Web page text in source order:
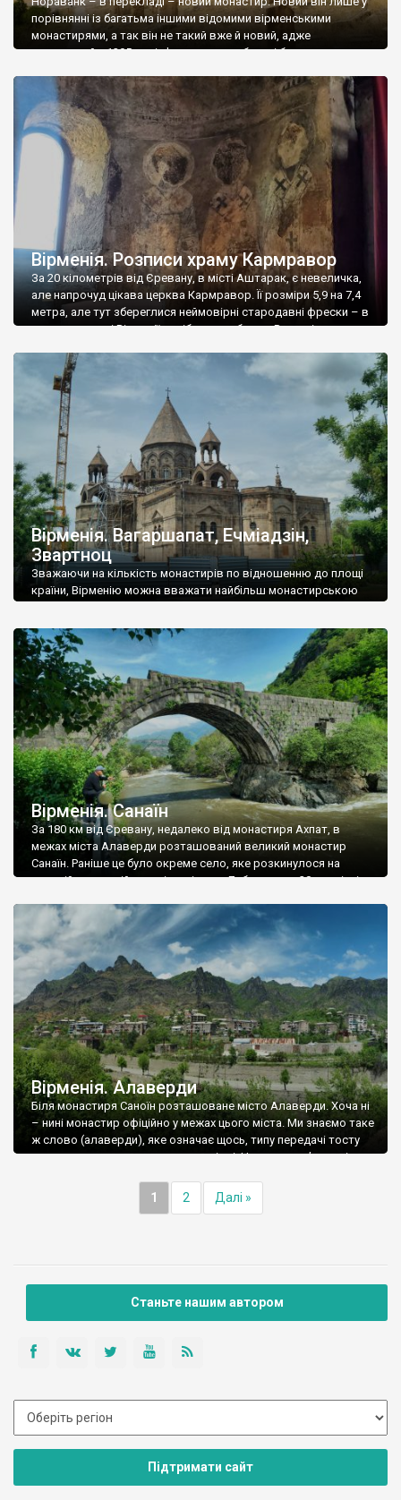
порівнянні із багатьма іншими відомими вірменськими
монастирями, а так він не такий вже й новий, адже
заснований у 1205 році. Фундатором обителі був єпископ
Перший храм монастиря був зруйнований землетрусом – від
нього лише фундамент залишився. У […]
Вірменія. Розписи храму Кармравор
За 20 кілометрів від Єревану, в місті Аштарак, є невеличка,
але напрочуд цікава церква Кармравор. Її розміри 5,9 на 7,4
метра, але тут збереглися неймовірні стародавні фрески – в
жодному храмі Вірменії подібних я не бачив. Взагалі в
саме церква Кармравор. Заснована у 7 столітті вона […]
Вірменія. Вагаршапат, Ечміадзін,
Звартноц
Зважаючи на кількість монастирів по відношенню до площі
країни, Вірменію можна вважати найбільш монастирською
20 кілометрів від Єревану. Вірмени вважають, що ти не
побував у Вірменії, якщо не відвідав Ечміадзин. Це найсвятіше
для справжнього вірменина, монастир, який є оплотом […]
Вірменія. Санаїн
За 180 км від Єревану, недалеко від монастиря Ахпат, в
межах міста Алаверди розташований великий монастир
Санаїн. Раніше це було окреме село, яке розкинулося на
високій скелястій терасі на річкою Дебед, але в 20 столітті
село до міста. В 12 столітті через Дебед, на кошти княжого
роду Закарянів, було […]
Вірменія. Алаверди
Біля монастиря Саноїн розташоване місто Алаверди. Хоча ні
– нині монастир офіційно у межах цього міста. Ми знаємо таке
ж слово (алаверди), яке означає щось, типу передачі тосту
на святковому кавказькому застіллі. Чи воно пов’язане із
турецьких слів «аллах» та «верді» – «бог» та «давати». […]
1 2 Далі »
Станьте нашим автором
Підтримати сайт